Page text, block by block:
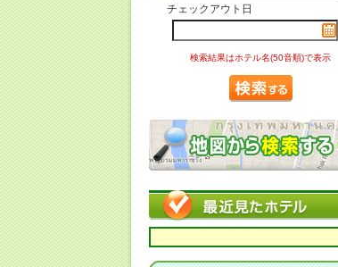
チェックアウト日
検索結果はホテル名(50音順)で表示